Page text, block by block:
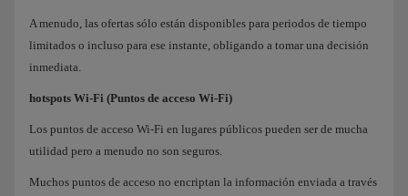
A menudo, las ofertas sólo están disponibles para periodos de tiempo
limitados o incluso para ese instante, obligando a tomar una decisión
inmediata.
hotspots Wi-Fi (Puntos de acceso Wi-Fi)
Los puntos de acceso Wi-Fi en lugares públicos pueden ser de mucha
utilidad pero a menudo no son seguros.
Muchos puntos de acceso no encriptan la información enviada a través